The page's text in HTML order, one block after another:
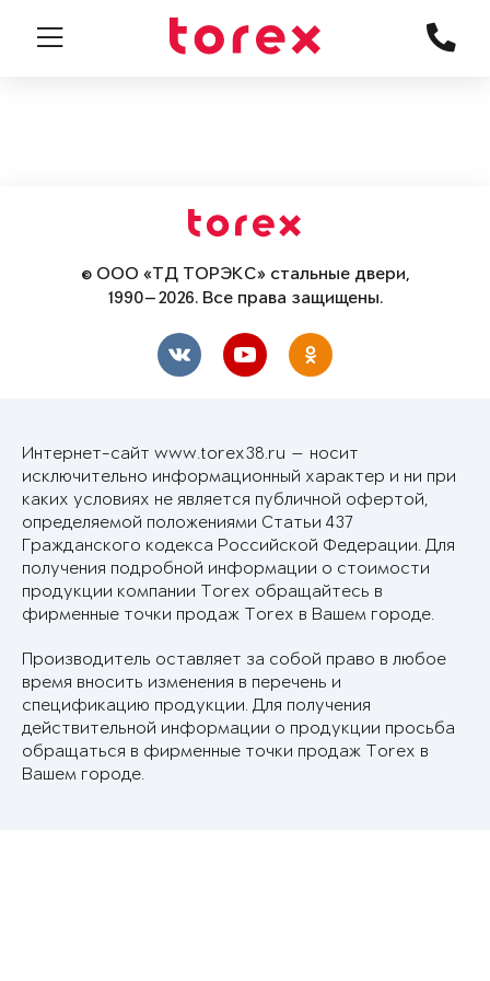
© ООО «ТД ТОРЭКС» стальные двери,
1990—2026. Все права защищены.
Интернет-сайт www.torex38.ru — носит
исключительно информационный характер и ни при
каких условиях не является публичной офертой,
определяемой положениями Статьи 437
Гражданского кодекса Российской Федерации. Для
получения подробной информации о стоимости
продукции компании Torex обращайтесь в
фирменные точки продаж Torex в Вашем городе.
Производитель оставляет за собой право в любое
время вносить изменения в перечень и
спецификацию продукции. Для получения
действительной информации о продукции просьба
обращаться в фирменные точки продаж Torex в
Вашем городе.